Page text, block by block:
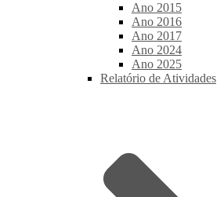
Ano 2015
Ano 2016
Ano 2017
Ano 2024
Ano 2025
Relatório de Atividades